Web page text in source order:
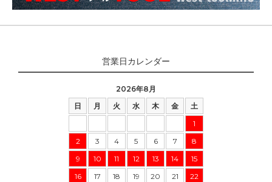
営業日カレンダー
2026年8月
日
月 火 水 木 金
土
1
2
3 4 5 6 7
8
9
10 11 12 13 14
15
16
17 18 19 20 21
22